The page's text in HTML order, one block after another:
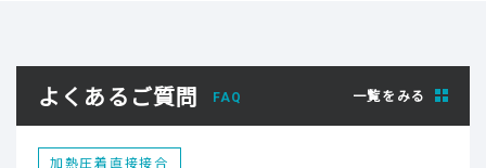
よくあるご質問 FAQ 一覧をみる
加熱圧着直接接合